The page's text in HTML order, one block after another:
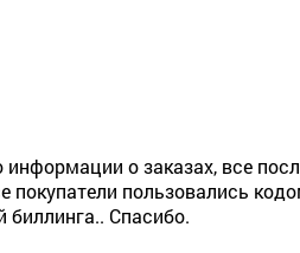
о заказах, все
покупатели пользовались
биллинга.. Спасибо.